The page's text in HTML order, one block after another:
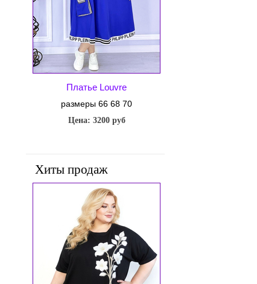
Платье Louvre
размеры 66 68 70
Цена: 3200 руб
Хиты продаж